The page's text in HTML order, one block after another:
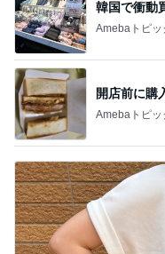
韓国で衝動
Amebaトピッ
開店前に購
Amebaトピッ